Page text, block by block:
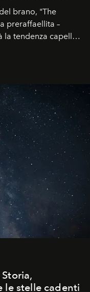
brano, "The
preraffaellita –
la tendenza capelli
le stelle cadenti